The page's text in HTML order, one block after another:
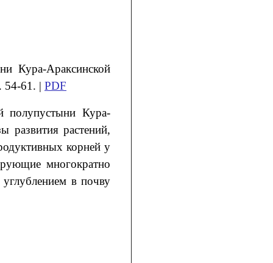
Кура-Араксинской
54-61. | PDF
полупустыни Кура-
развития растений,
корней у
многократно
в почву